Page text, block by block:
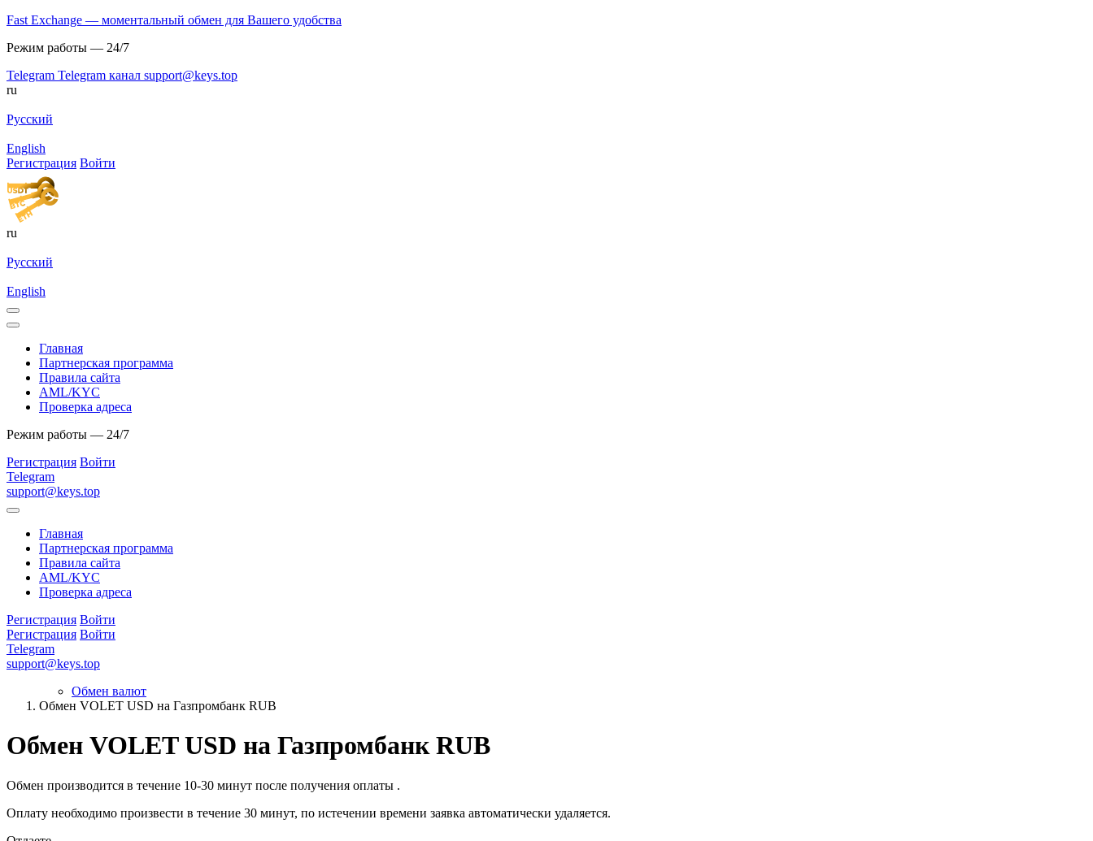
Fast Exchange — моментальный обмен для Вашего удобства
Режим работы — 24/7
Telegram Telegram канал support@keys.top
ru
Русский
English
Регистрация Войти
ru
Русский
English
Главная
Партнерская программа
Правила сайта
AML/KYC
Проверка адреса
Режим работы — 24/7
Регистрация Войти
Telegram
support@keys.top
Главная
Партнерская программа
Правила сайта
AML/KYC
Проверка адреса
Регистрация Войти
Регистрация Войти
Telegram
support@keys.top
Обмен валют
Обмен VOLET USD на Газпромбанк RUB
Обмен VOLET USD на Газпромбанк RUB
Обмен производится в течение 10-30 минут после получения оплаты .
Оплату необходимо произвести в течение 30 минут, по истечении времени заявка автоматически удаляется.